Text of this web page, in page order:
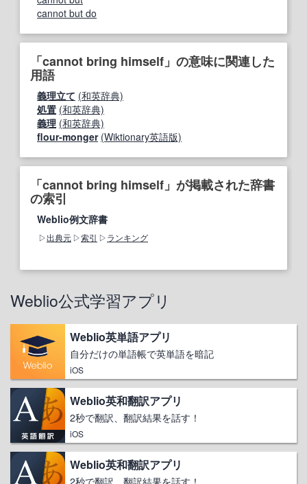
cannot but do
「cannot bring himself」の意味に関連した
用語
義理立て (和英辞典)
処置 (和英辞典)
義理 (和英辞典)
flour-monger (Wiktionary英語版)
「cannot bring himself」が掲載された辞書
の索引
Weblio例文辞書
出典元 索引 ランキング
Weblio公式学習アプリ
Weblio英単語アプリ
自分だけの単語帳で英単語を暗記
iOS
Weblio英和翻訳アプリ
2秒で翻訳、翻訳結果を話す！
iOS
Weblio英和翻訳アプリ